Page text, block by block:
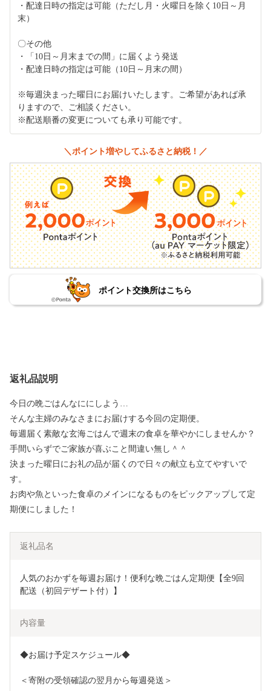
・配達日時の指定は可能（ただし月・火曜日を除く10日～月
末）
〇その他
・「10日～月末までの間」に届くよう発送
・配達日時の指定は可能（10日～月末の間）
※毎週決まった曜日にお届けいたします。ご希望があれば承
りますので、ご相談ください。
※配送順番の変更についても承り可能です。
＼ポイント増やしてふるさと納税！／
ポイント交換所はこちら
返礼品説明
今日の晩ごはんなににしよう…
そんな主婦のみなさまにお届けする今回の定期便。
毎週届く素敵な玄海ごはんで週末の食卓を華やかにしませんか？
手間いらずでご家族が喜ぶこと間違い無し＾＾
決まった曜日にお礼の品が届くので日々の献立も立てやすいで
す。
お肉や魚といった食卓のメインになるものをピックアップして定
期便にしました！
返礼品名
人気のおかずを毎週お届け！便利な晩ごはん定期便【全9回
配送（初回デザート付）】
内容量
◆お届け予定スケジュール◆
＜寄附の受領確認の翌月から毎週発送＞